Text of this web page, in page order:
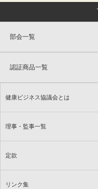
部会一覧
認証商品一覧
健康ビジネス協議会とは
理事・監事一覧
定款
リンク集